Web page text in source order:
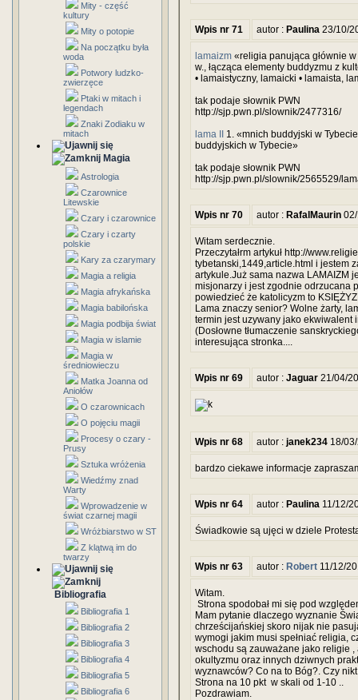
Mity - część
kultury
Mity o potopie
Na początku była
woda
Potwory ludzko-
zwierzęce
Ptaki w mitach i
legendach
Znaki Zodiaku w
mitach
Magia
Astrologia
Czarownice
Litewskie
Czary i czarownice
Czary i czarty
polskie
Kary za czarymary
Magia a religia
Magia afrykańska
Magia babilońska
Magia podbija świat
Magia w islamie
Magia w
średniowieczu
Matka Joanna od
Aniołów
O czarownicach
O pojęciu magii
Procesy o czary -
Prusy
Sztuka wróżenia
Wiedźmy znad
Warty
Wprowadzenie w
świat czarnej magii
Wróżbiarstwo w ST
Z klątwą im do
twarzy
Bibliografia
Bibliografia 1
Bibliografia 2
Bibliografia 3
Bibliografia 4
Bibliografia 5
Bibliografia 6
Wpis nr 71 autor : Paulina23/10/
lamaizm«religia panująca głównie w
w., łącząca elementy buddyzmu z
• lamaistyczny, lamaicki • lamaista,
tak podaje słownik PWN
http://sjp.pwn.pl/slownik/2477316/
lama II
1. «mnich buddyjski w
buddyjskich w Tybecie»
tak podaje słownik PWN
http://sjp.pwn.pl/slownik/2565529/
Wpis nr 70 autor : RafalMaurin02/
Witam serdecznie.
Przeczytałrm artykuł http://
tybetanski,1449,article.html i jestem
artykule.Już sama nazwa LAMAIZM
misjonarzy i jest zgodnie odrzucana
powiedzieć że katolicyzm to
Lama znaczy senior? Wolne żarty,
termin jest uzywany jako ekwiwalent
(Dosłowne tłumaczenie
interesująca stronka....
Wpis nr 69 autor : Jaguar21/04/
Wpis nr 68 autor : janek23418/03/
bardzo ciekawe informacje
Wpis nr 64 autor : Paulina11/12/
Świadkowie są ujęci w dziele
Wpis nr 63 autor : Robert11/12/
Witam.
Strona spodobał mi się pod
Mam pytanie dlaczego wyznanie
chrześcijańskiej skoro nijak nie
wymogi jakim musi spełniać religia,
wschodu są zauważane jako religie
okultyzmu oraz innych dziwnych
wyznawców? Co na to Bóg?. Czy
Strona na 10 pkt w skali od 1-10 ..
Pozdrawiam.